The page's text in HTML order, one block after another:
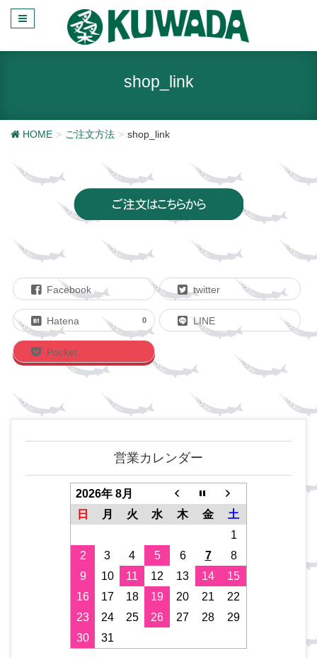
shop_link
HOME ご注文方法 shop_link
Facebook twitter
Hatena 0 LINE
Pocket
営業カレンダー
2026年 8月
日
月 火 水 木 金
土
1
2
3 4 5 6 7
8
9
10 11 12 13 14
15
16
17 18 19 20 21
22
23
24 25 26 27 28
29
30
31